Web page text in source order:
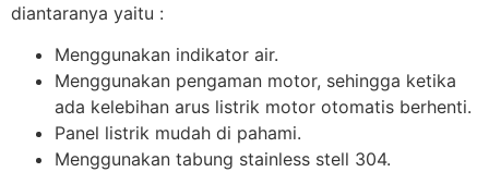
diantaranya yaitu :
Menggunakan indikator air.
Menggunakan pengaman motor, sehingga ketika
ada kelebihan arus listrik motor otomatis berhenti.
Panel listrik mudah di pahami.
Menggunakan tabung stainless stell 304.